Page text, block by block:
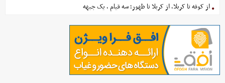
از کوفه تا کربلا، از کربلا تا ظهور؛ سه قیام ، یک جبهه